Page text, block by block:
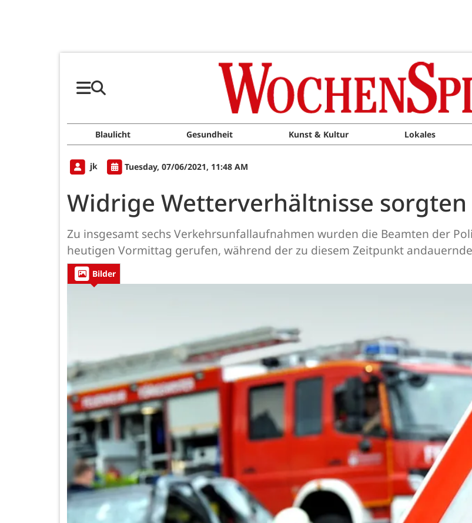
Blaulicht Gesundheit Kunst & Kultur Lokales
jk Tuesday, 07/06/2021, 11:48 AM
Widrige Wetterverhältnisse
Zu insgesamt sechs Verkehrsunfallaufnahmen wurden die Beamten der
heutigen Vormittag gerufen, während der zu diesem Zeitpunkt
Bilder